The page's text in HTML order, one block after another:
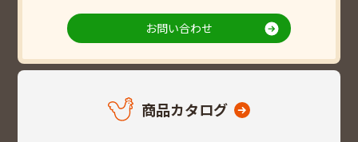
お問い合わせ
商品カタログ